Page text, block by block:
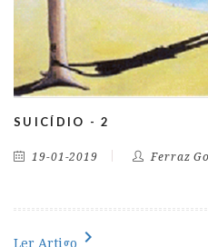
SUICÍDIO - 2
19-01-2019 Ferraz
Ler Artigo chevron_right